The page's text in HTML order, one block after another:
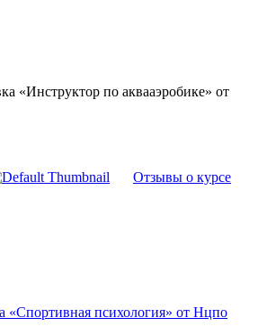
«Инструктор по аквааэробике» от
Отзывы о курсе
«Спортивная психология» от Нцпо